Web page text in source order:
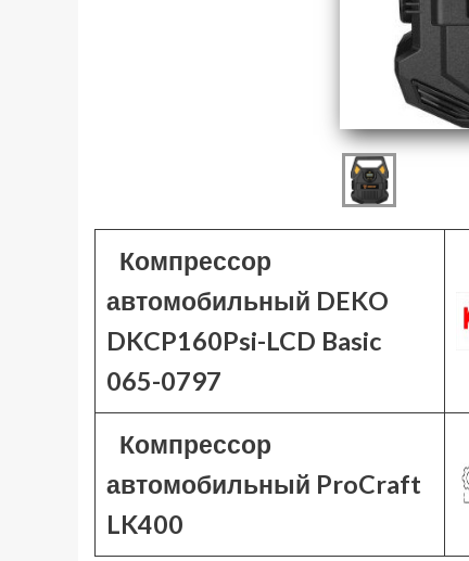
Компрессор
автомобильный DEKO
DKCP160Psi-LCD Basic
065-0797
Компрессор
автомобильный ProCraft
LK400